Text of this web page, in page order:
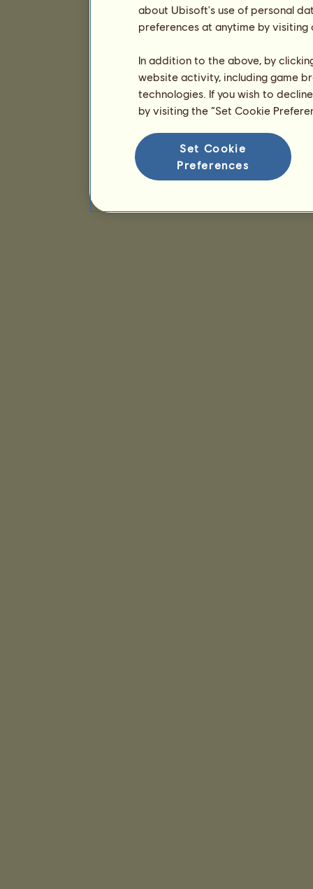
about Ubisoft's use of personal
preferences at anytime by
In addition to the above, by
website activity, including game
technologies. If you wish to
by visiting the “Set Cookie
Set Cookie
Preferences